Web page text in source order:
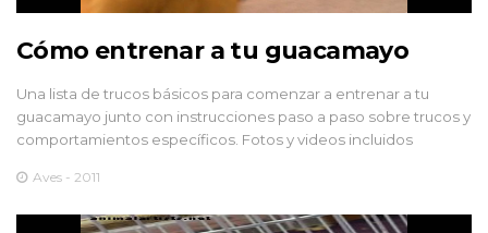
Cómo entrenar a tu guacamayo
Una lista de trucos básicos para comenzar a entrenar a tu
guacamayo junto con instrucciones paso a paso sobre trucos y
comportamientos específicos. Fotos y videos incluidos
Aves - 2011